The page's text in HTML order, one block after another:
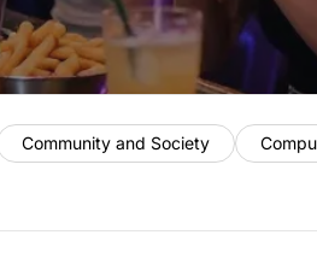
Community and Society